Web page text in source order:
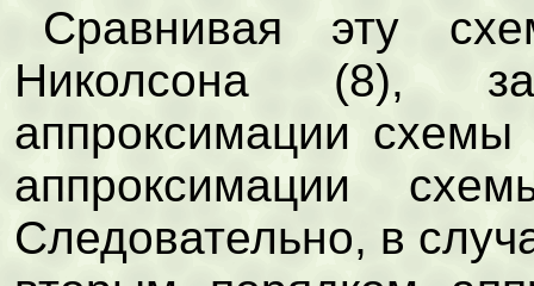
Сравнивая эту
Николсона (8),
аппроксимации схемы
аппроксимации
Следовательно, в